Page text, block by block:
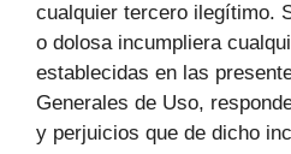
cualquier tercero ilegítimo.
o dolosa incumpliera
establecidas en las
Generales de Uso,
y perjuicios que de dicho